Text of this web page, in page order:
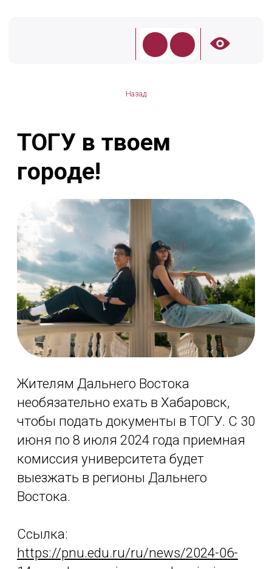
Назад
Жителям Дальнего Востока
необязательно ехать в Хабаровск,
чтобы подать документы в ТОГУ. С 30
июня по 8 июля 2024 года приемная
комиссия университета будет
выезжать в регионы Дальнего
Востока.
Ссылка:
https://pnu.edu.ru/ru/news/2024-06-
14-vyezdnaya-priemnaya-komissiya-
togu-nachnet-rabotu-s-30-iyunya/